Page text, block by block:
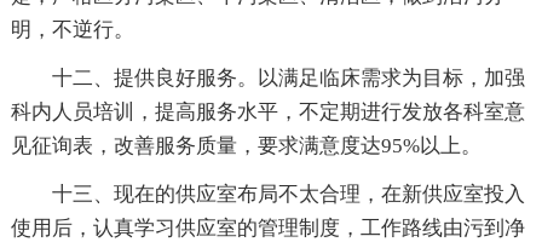
明，不逆行。
十二、提供良好服务。以满足临床需求为目标，加强
科内人员培训，提高服务水平，不定期进行发放各科室意
见征询表，改善服务质量，要求满意度达95%以上。
十三、现在的供应室布局不太合理，在新供应室投入
使用后，认真学习供应室的管理制度，工作路线由污到净